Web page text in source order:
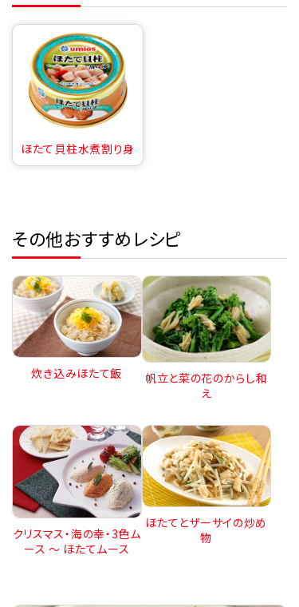
ほたて貝柱水煮割り身
その他おすすめレシピ
炊き込みほたて飯
帆立と菜の花のからし和
え
クリスマス・海の幸・3色ム
ース ～ ほたてムース
ほたてとザーサイの炒め
物